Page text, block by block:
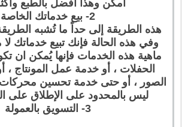
أمكن وهذا أفضل بالطبع
2- بيع خدماتك الخاصة
هذه الطريقة إلى حداً ما تُشبه
وفي هذه الحالة فإنك تبيع خدماتك
ماهية هذه الخدمات فإنها يُمكن ان
الحفلات ، أو خدمة عمل المونتاج ،
الصور ، أو حتى خدمة تحسين محركات
ليس بالمحدود على الإطلاق على
3- التسويق بالعمولة